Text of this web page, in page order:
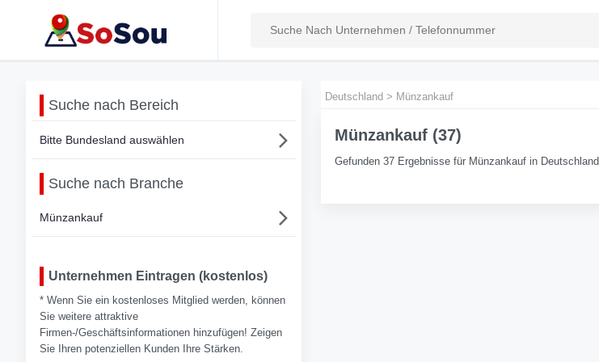
Suche nach Bereich
Bitte Bundesland auswählen
Suche nach Branche
Münzankauf
Unternehmen Eintragen (kostenlos)
* Wenn Sie ein kostenloses Mitglied werden, können
Sie weitere attraktive
Firmen-/Geschäftsinformationen hinzufügen! Zeigen
Sie Ihren potenziellen Kunden Ihre Stärken.
Deutschland > Münzankauf
Münzankauf (37)
Gefunden 37 Ergebnisse für Münzankauf in Deutschland